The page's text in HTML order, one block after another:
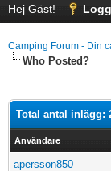
Hej Gäst!
Camping Forum - Din
Who Posted?
Total antal inlägg:
Användare
apersson850